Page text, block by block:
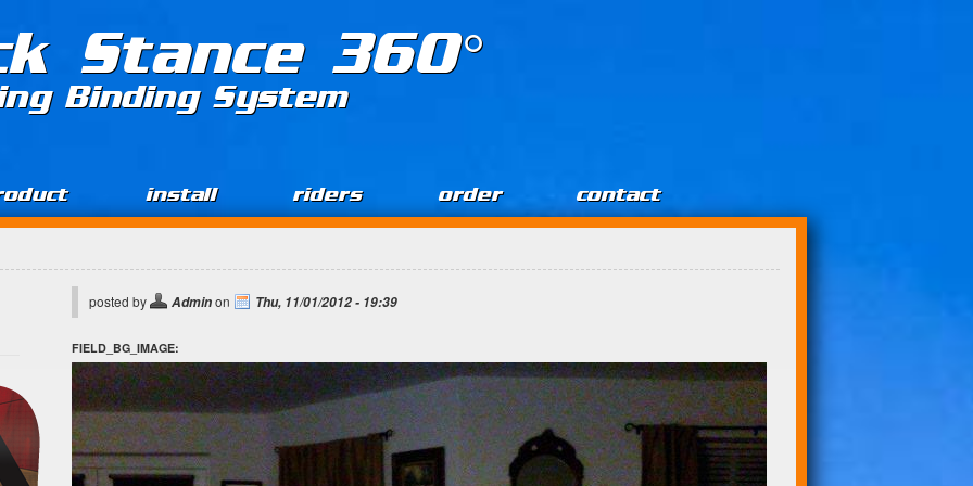
Stance 360°
Binding System
install riders order contact
posted by Adminon Thu, 11/01/2012 - 19:39
FIELD_BG_IMAGE: